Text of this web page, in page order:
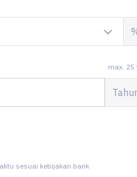
max. 25
sesuai kebijakan bank